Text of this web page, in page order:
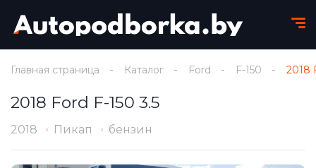
Главная страница Каталог Ford F-150 2018
2018 Ford F-150 3.5
2018 Пикап бензин